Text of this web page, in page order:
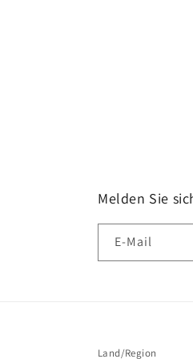
Melden Sie
E-Mail
Land/Region